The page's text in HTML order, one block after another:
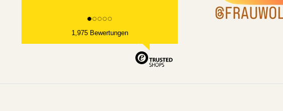
1,975 Bewertungen